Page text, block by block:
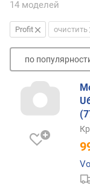
14 моделей
Profit очистить
по
п
о
п